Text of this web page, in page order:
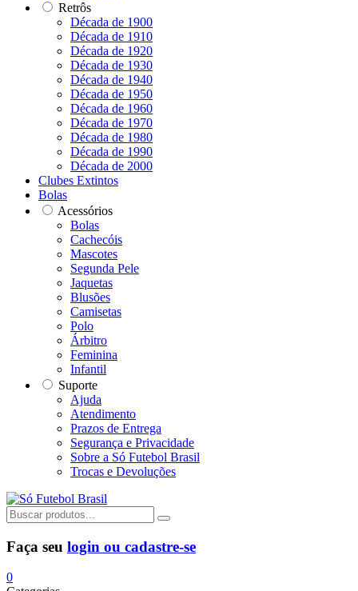
Retrôs
Década de 1900
Década de 1910
Década de 1920
Década de 1930
Década de 1940
Década de 1950
Década de 1960
Década de 1970
Década de 1980
Década de 1990
Década de 2000
Clubes Extintos
Bolas
Acessórios
Bolas
Cachecóis
Mascotes
Segunda Pele
Jaquetas
Blusões
Camisetas
Polo
Árbitro
Feminina
Infantil
Suporte
Ajuda
Atendimento
Prazos de Entrega
Segurança e Privacidade
Sobre a Só Futebol Brasil
Trocas e Devoluções
Faça seu login ou cadastre-se
0